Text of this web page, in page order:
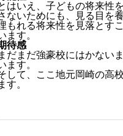
はいえ、子どもの将来性
ないためにも、見る目を
もれる将来性を見落とす
ます。
待感
だまだ強豪校にはかない
ます。
して、ここ地元岡崎の高
す。